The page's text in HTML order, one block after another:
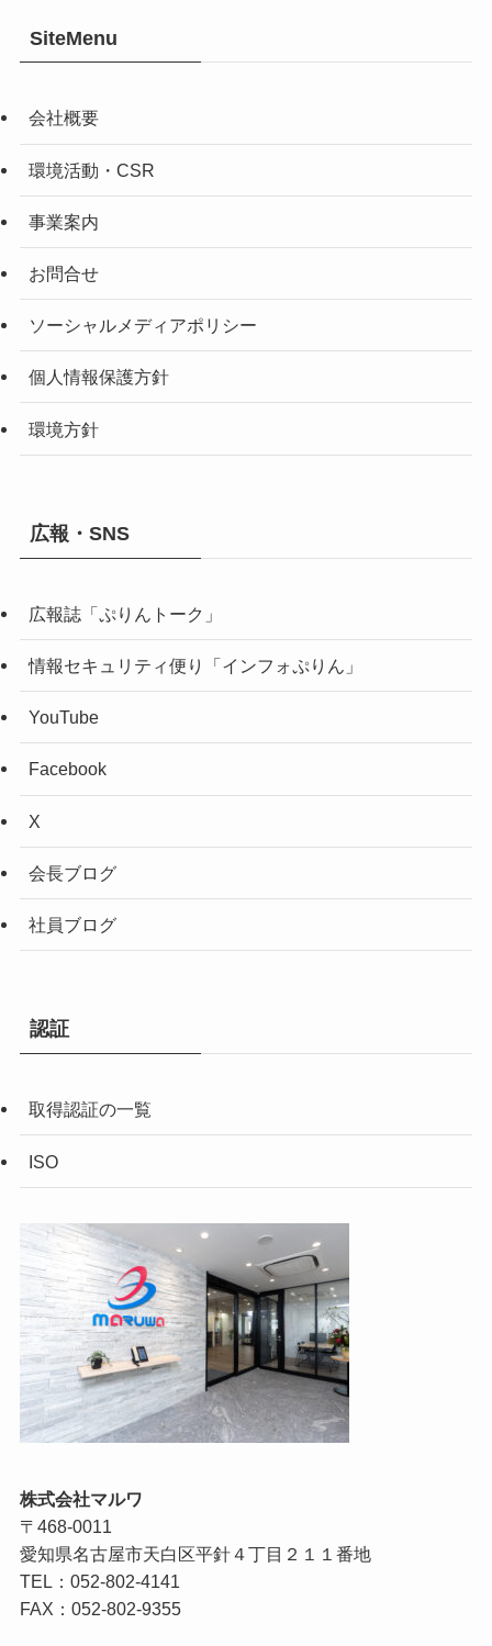
SiteMenu
会社概要
環境活動・CSR
事業案内
お問合せ
ソーシャルメディアポリシー
個人情報保護方針
環境方針
広報・SNS
広報誌「ぷりんトーク」
情報セキュリティ便り「インフォぷりん」
YouTube
Facebook
X
会長ブログ
社員ブログ
認証
取得認証の一覧
ISO
株式会社マルワ
〒468-0011
愛知県名古屋市天白区平針４丁目２１１番地
TEL：052-802-4141
FAX：052-802-9355